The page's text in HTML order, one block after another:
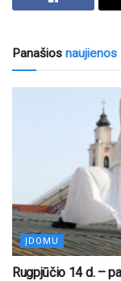
Panašios naujienos
ĮDOMU
Rugpjūčio 14 d. –